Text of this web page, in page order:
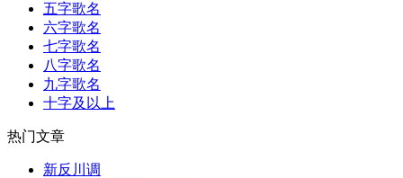
五字歌名
六字歌名
七字歌名
八字歌名
九字歌名
十字及以上
热门文章
新反川调